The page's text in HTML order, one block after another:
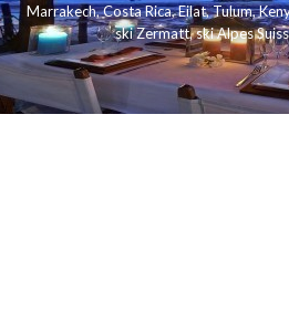
Marrakech,Costa Rica,Eilat,Tulum,
ski Zermatt,ski Alpes